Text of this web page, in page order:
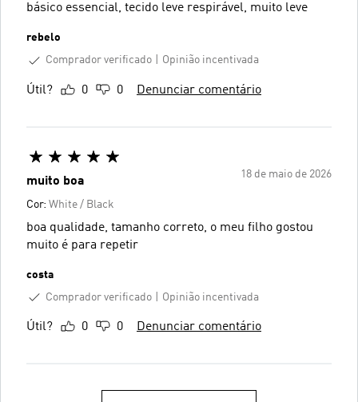
básico essencial, tecido leve respirável, muito leve
rebelo
Comprador verificado
Opinião incentivada
Útil? 0 0 Denunciar comentário
18 de maio de 2026
muito boa
Cor: White / Black
boa qualidade, tamanho correto, o meu filho gostou
muito é para repetir
costa
Comprador verificado
Opinião incentivada
Útil? 0 0 Denunciar comentário